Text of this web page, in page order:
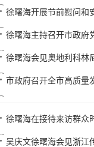
徐曙海开展节前慰问和
徐曙海主持召开市政府
徐曙海会见奥地利科林
市政府召开全市高质量
徐曙海在接待来访群众
吴庆文徐曙海会见浙江